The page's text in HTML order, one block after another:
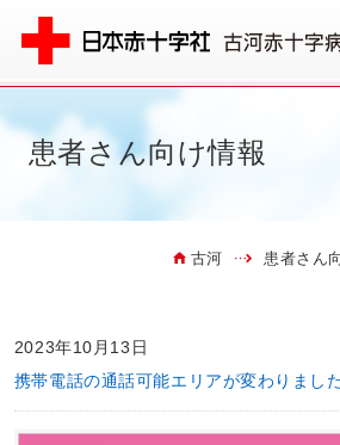
患者さん向け情報
古河 患者さん
2023年10月13日
携帯電話の通話可能エリアが変わりまし